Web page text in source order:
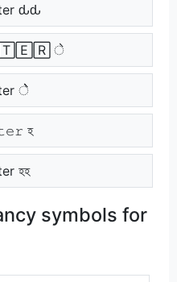
ԃԃ
হ
হহ
symbols for